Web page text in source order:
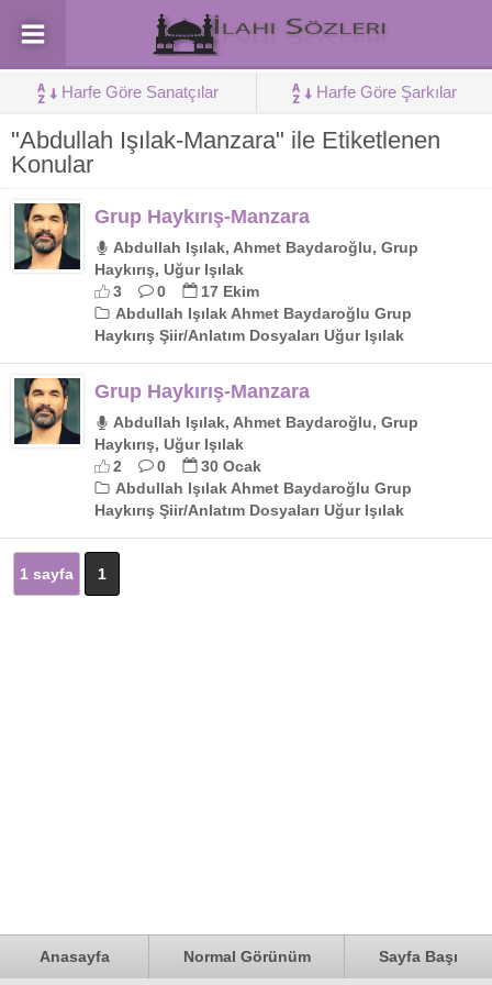
Harfe Göre Sanatçılar Harfe Göre Şarkılar
"Abdullah Işılak-Manzara" ile Etiketlenen
Konular
Grup Haykırış-Manzara
Abdullah Işılak, Ahmet Baydaroğlu, Grup
Haykırış, Uğur Işılak
3
0
17 Ekim
Abdullah Işılak Ahmet Baydaroğlu Grup
Haykırış Şiir/Anlatım Dosyaları Uğur Işılak
Grup Haykırış-Manzara
Abdullah Işılak, Ahmet Baydaroğlu, Grup
Haykırış, Uğur Işılak
2
0
30 Ocak
Abdullah Işılak Ahmet Baydaroğlu Grup
Haykırış Şiir/Anlatım Dosyaları Uğur Işılak
1 sayfa 1
Anasayfa Normal Görünüm Sayfa Başı